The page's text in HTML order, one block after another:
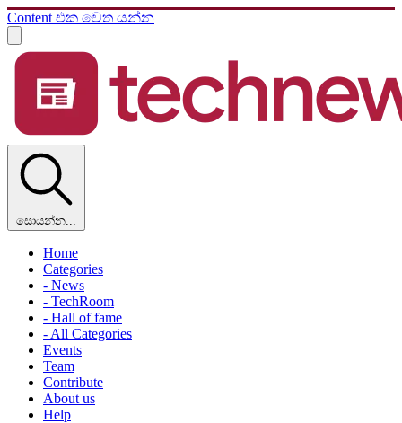
Content එක වෙත යන්න
සොයන්න...
Home
Categories
- News
- TechRoom
- Hall of fame
- All Categories
Events
Team
Contribute
About us
Help